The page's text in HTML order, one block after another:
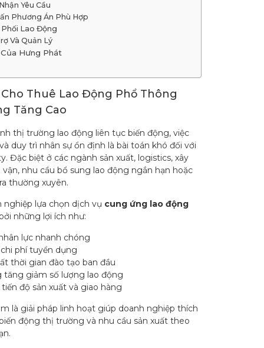
Yêu Cầu
Phương Án Phù Hợp
Lao Động
Và Quản Lý
Hưng Phát
Thuê Lao Động Phổ Thông
Tăng Cao
thị trường lao động liên tục biến động, việc
duy trì nhân sự ổn định là bài toán khó đối với
Đặc biệt ở các ngành sản xuất, logistics, xây
nhu cầu bổ sung lao động ngắn hạn hoặc
thường xuyên.
nghiệp lựa chọn dịch vụ cung ứng lao động
những lợi ích như:
lực nhanh chóng
phí tuyển dụng
thời gian đào tạo ban đầu
tăng giảm số lượng lao động
độ sản xuất và giao hàng
là giải pháp linh hoạt giúp doanh nghiệp thích
động thị trường và nhu cầu sản xuất theo